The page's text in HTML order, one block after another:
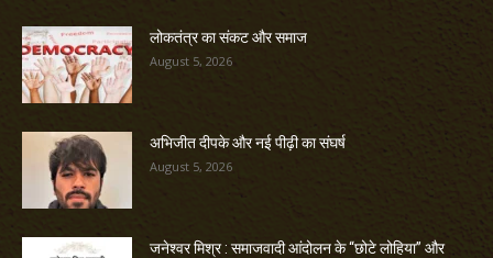
लोकतंत्र का संकट और समाज
August 5, 2026
अभिजीत दीपके और नई पीढ़ी का संघर्ष
August 5, 2026
जनेश्वर मिश्र : समाजवादी आंदोलन के “छोटे लोहिया” और